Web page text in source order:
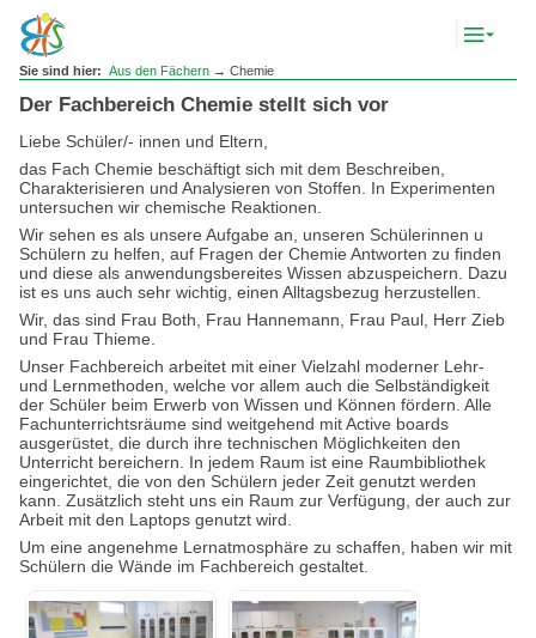
Sie sind hier: Aus den Fächern→ Chemie
Der Fachbereich Chemie stellt sich vor
Liebe Schüler/- innen und Eltern,
das Fach Chemie beschäftigt sich mit dem Beschreiben,
Charakterisieren und Analysieren von Stoffen. In Experimenten
untersuchen wir chemische Reaktionen.
Wir sehen es als unsere Aufgabe an, unseren Schülerinnen u
Schülern zu helfen, auf Fragen der Chemie Antworten zu finden
und diese als anwendungsbereites Wissen abzuspeichern. Dazu
ist es uns auch sehr wichtig, einen Alltagsbezug herzustellen.
Wir, das sind Frau Both, Frau Hannemann, Frau Paul, Herr Zieb
und Frau Thieme.
Unser Fachbereich arbeitet mit einer Vielzahl moderner Lehr-
und Lernmethoden, welche vor allem auch die Selbständigkeit
der Schüler beim Erwerb von Wissen und Können fördern. Alle
Fachunterrichtsräume sind weitgehend mit Active boards
ausgerüstet, die durch ihre technischen Möglichkeiten den
Unterricht bereichern. In jedem Raum ist eine Raumbibliothek
eingerichtet, die von den Schülern jeder Zeit genutzt werden
kann. Zusätzlich steht uns ein Raum zur Verfügung, der auch zur
Arbeit mit den Laptops genutzt wird.
Um eine angenehme Lernatmosphäre zu schaffen, haben wir mit
Schülern die Wände im Fachbereich gestaltet.